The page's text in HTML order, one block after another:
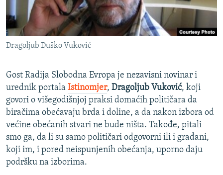
VIŠE OD NASLOVA
GENOCID U SREBRENICI
POPLAVE I KLIZIŠTA U BIH 2024.
POST SCRIPTUM
MOJA EVROPA
TRI DECENIJE OD RATA U BIH
SVE KARTE DEJTONA
NASTANAK I RASPAD JUGOSLAVIJE
PRATITE NAS
Sve RFE/RL stranice
Dragoljub Duško Vuković
Gost Radija Slobodna Evropa je nezavisni novinar i
urednik portala Istinomjer, Dragoljub Vuković, koji
govori o višegodišnjoj praksi domaćih političara da
biračima obećavaju brda i doline, a da nakon izbora od
većine obećanih stvari ne bude ništa. Takođe, pitali
smo ga, da li su samo političari odgovorni ili i građani,
koji im, i pored neispunjenih obećanja, uporno daju
podršku na izborima.